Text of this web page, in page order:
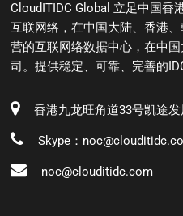
CloudITIDC Global 立足中国香
互联网络，在中国大陆、香港
营的互联网络数据中心，在中
司。提供稳定、可靠、完善的
香港九龙旺角道33号凯途
Skype：
noc@clouditidc.com